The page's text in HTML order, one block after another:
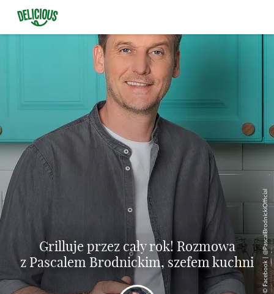
© Facebook | @PascalBrodnickiOfficial
Grilluje przez cały rok! Rozmowa
z Pascalem Brodnickim, szefem kuchni